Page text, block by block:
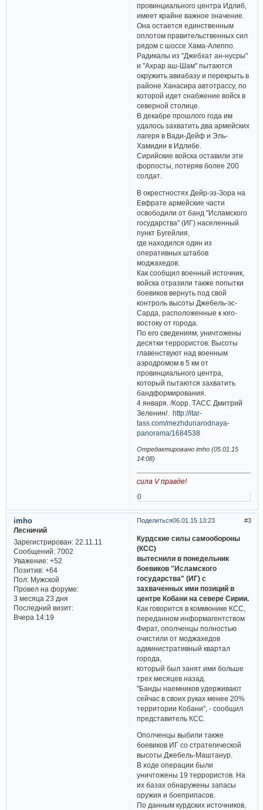
провинциального центра Идлиб,
имеет крайне важное значение.
Она остается единственным
оплотом правительственных сил
рядом с шоссе Хама-Алеппо.
Радикалы из "Джебхат ан-нусры"
и "Ахрар аш-Шам" пытаются
окружить авиабазу и перекрыть в
районе Ханасира автотрассу, по
которой идет снабжение войск в
северной столице.
В декабре прошлого года им
удалось захватить два армейских
лагеря в Вади-Дейф и Эль-
Хамидии в Идлибе.
Сирийские войска оставили эти
форпосты, потеряв более 200
солдат.
В окрестностях Дейр-эз-Зора на
Евфрате армейские части
освободили от банд "Исламского
государства" (ИГ) населенный
пункт Бугейлия,
где находился один из
оперативных штабов
моджахедов.
Как сообщил военный источник,
войска отразили также попытки
боевиков вернуть под свой
контроль высоты Джебель-эс-
Сарда, расположенные к юго-
востоку от города.
По его сведениям, уничтожены
десятки террористов. Высоты
главенствуют над военным
аэродромом в 5 км от
провинциального центра,
который пытаются захватить
бандформирования.
4 января. /Корр. ТАСС Дмитрий
Зеленин/.http://itar-
tass.com/mezhdunarodnaya-
panorama/1684538
Отредактировано imho (05.01.15
14:08)
сила V правде!
0
Поделиться 3
06.01.15 13:23
imho
Лесничий
Зарегистрирован: 22.11.11
Сообщений:7002
Уважение: +52
Позитив: +64
Пол:Мужской
Провел на форуме:
3 месяца 23 дня
Последний визит:
Вчера 14:19
Курдские силы самообороны
(КСС)
вытеснили в понедельник
боевиков "Исламского
государства" (ИГ) с
захваченных ими позиций в
центре Кобани на севере Сирии.
Как говорится в коммюнике КСС,
переданном информагентством
Фират, ополченцы полностью
очистили от моджахедов
административный квартал
города,
который был занят ими больше
трех месяцев назад.
"Банды наемников удерживают
сейчас в своих руках менее 20%
территории Кобани", - сообщил
представитель КСС.
Ополченцы выбили также
боевиков ИГ со стратегической
высоты Джебель-Маштанур.
В ходе операции были
уничтожены 19 террористов. На
их базах обнаружены запасы
оружия и боеприпасов.
По данным курдских источников,